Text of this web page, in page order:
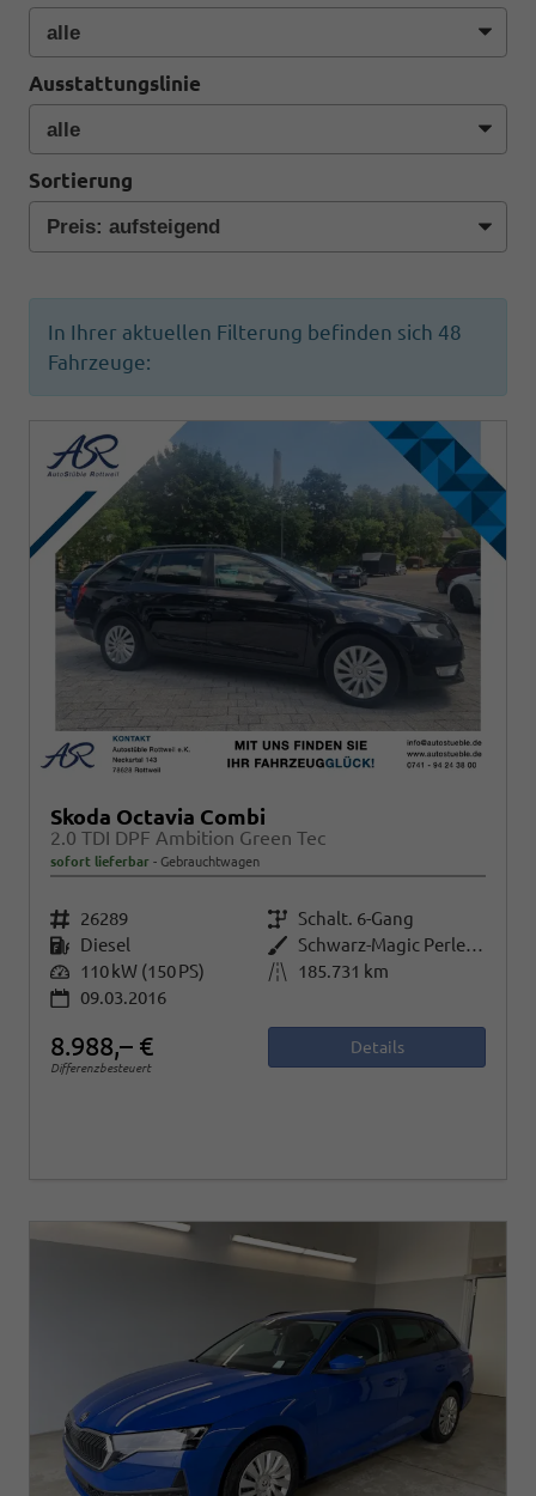
Ausstattungslinie
Sortierung
In Ihrer aktuellen Filterung befinden sich 48
Fahrzeuge:
Skoda Octavia Combi
2.0 TDI DPF Ambition Green Tec
sofort lieferbar Gebrauchtwagen
Fahrzeugnr. 26289 Getriebe Schalt. 6-Gang
Kraftstoff Diesel Außenfarbe
Schwarz-Magic Perleffekt
Leistung 110 kW (150 PS) Kilometerstand
185.731 km
09.03.2016
8.988,– €
Differenzbesteuert
Details